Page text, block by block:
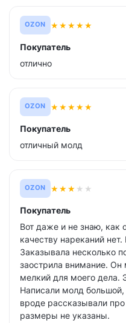
OZON ★★★★★
Покупатель
отлично
OZON ★★★★★
Покупатель
отличный молд
OZON ★★★ ★ ★
Покупатель
Вот даже и не знаю, как
качеству нареканий
Заказывала несколько
заострила внимание. Он
мелкий для моего дела.
Написали молд большой,
вроде рассказывали
размеры не указаны.